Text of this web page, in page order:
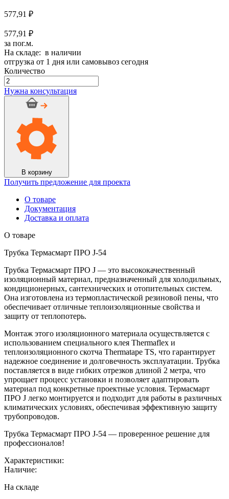
577,91 ₽
577,91 ₽
за пог.м.
На складе: в наличии
отгрузка от 1 дня или самовывоз сегодня
Количество
Количество
товара
Трубка
Термасмарт
Нужна консультация
В корзину
Получить предложение для проекта
О товаре
Документация
Доставка и оплата
О товаре
Трубка Термасмарт ПРО J-54
Трубка Термасмарт ПРО J — это высококачественный
изоляционный материал, предназначенный для холодильных,
кондиционерных, сантехнических и отопительных систем.
Она изготовлена из термопластической резиновой пены, что
обеспечивает отличные теплоизоляционные свойства и
защиту от теплопотерь.
Монтаж этого изоляционного материала осуществляется с
использованием специального клея Thermaflex и
теплоизоляционного скотча Thermatape TS, что гарантирует
надежное соединение и долговечность эксплуатации. Трубка
поставляется в виде гибких отрезков длиной 2 метра, что
упрощает процесс установки и позволяет адаптировать
материал под конкретные проектные условия. Термасмарт
ПРО J легко монтируется и подходит для работы в различных
климатических условиях, обеспечивая эффективную защиту
трубопроводов.
Трубка Термасмарт ПРО J-54 — проверенное решение для
профессионалов!
Характеристики:
Наличие:
На складе